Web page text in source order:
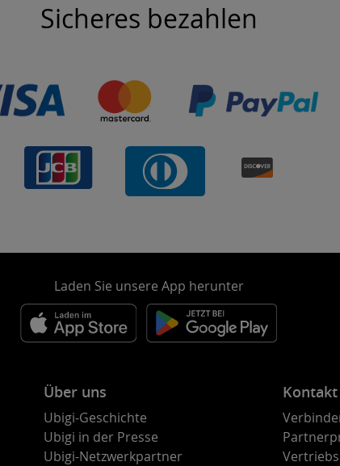
Sicheres bezahlen
Laden Sie unsere App herunter
Über uns
Ubigi-Geschichte
Ubigi in der Presse
Ubigi-Netzwerkpartner
Kontakt